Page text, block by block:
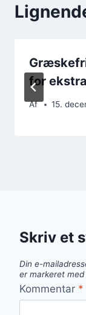
for
Af 15.
Skriv et
Din e-
er markeret med
Kommentar *